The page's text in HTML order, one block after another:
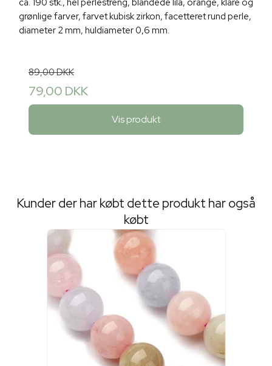
grønlige farver, farvet kubisk zirkon, facetteret rund perle,
diameter 2 mm, huldiameter 0,6 mm.
89,00 DKK
79,00 DKK
Vis produkt
Kunder der har købt dette produkt har også
købt